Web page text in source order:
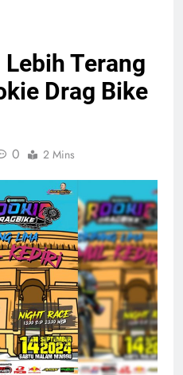
Terang
Drag Bike
0 2 Mins